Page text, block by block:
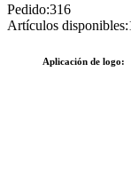
Pedido:316
Artículos disponibles:
Aplicación de logo: